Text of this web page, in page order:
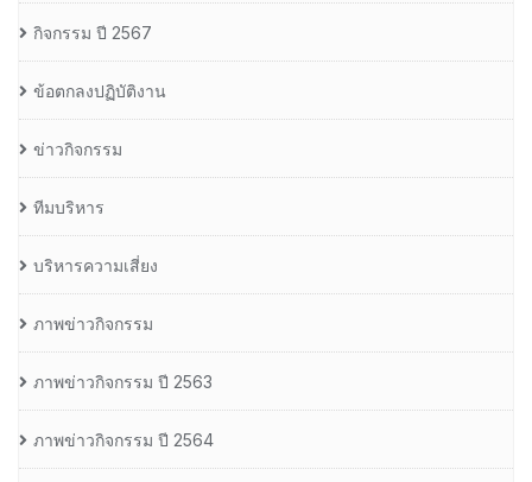
กิจกรรม ปี 2567
ข้อตกลงปฏิบัติงาน
ข่าวกิจกรรม
ทีมบริหาร
บริหารความเสี่ยง
ภาพข่าวกิจกรรม
ภาพข่าวกิจกรรม ปี 2563
ภาพข่าวกิจกรรม ปี 2564